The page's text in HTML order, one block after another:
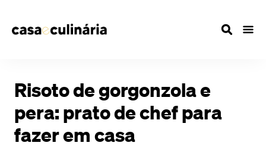
Risoto de gorgonzola e
pera: prato de chef para
fazer em casa